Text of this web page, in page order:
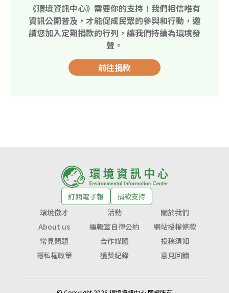
《環境資訊中心》需要你的支持！我們相信唯有
資訊公開普及，才能促成民眾的參與和行動，邀
請您加入定期捐款的行列，讓我們持續為環境發
聲。
前往捐款
訂閱電子報
捐款支持
環境徵才
活動
關於我們
About us
編輯室自律公約
網站授權條款
常見問題
合作媒體
投稿須知
隱私權政策
獲獎紀錄 意見回饋